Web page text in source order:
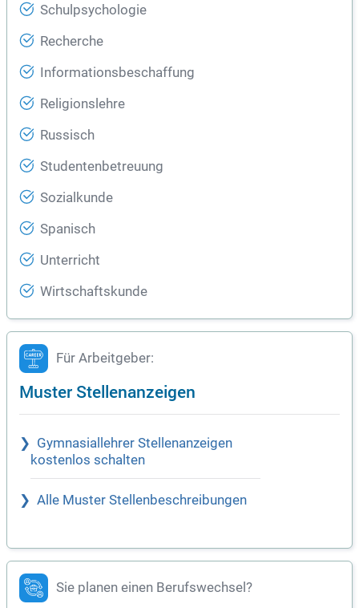
Schulpsychologie
Recherche
Informationsbeschaffung
Religionslehre
Russisch
Studentenbetreuung
Sozialkunde
Spanisch
Unterricht
Wirtschaftskunde
Für Arbeitgeber:
Muster Stellenanzeigen
Gymnasiallehrer Stellenanzeigen
kostenlos schalten
Alle Muster Stellenbeschreibungen
Sie planen einen Berufswechsel?